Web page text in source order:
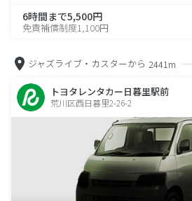
6時間まで5,500円
免責補償制度1,100円
ジャズライブ・カスターから 2441m
トヨタレンタカー日暮里駅前
荒川区西日暮里2-26-2